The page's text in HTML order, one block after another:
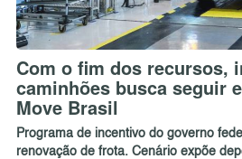
Com o fim dos recursos,
caminhões busca seguir
Move Brasil
Programa de incentivo do governo
renovação de frota. Cenário expõe